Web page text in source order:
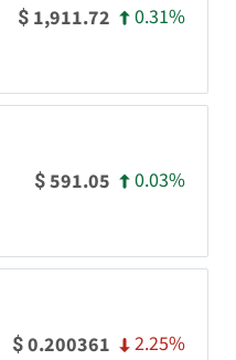
$ 1,911.72 0.31%
$591.05 0.03%
$0.200361 2.25%